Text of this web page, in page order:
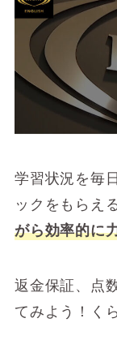
学習状況を毎
ックをもらえ
がら効率的に
返金保証、点
てみよう！く